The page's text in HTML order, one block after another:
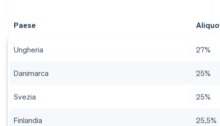
Paese
Ungheria 27%
Danimarca 25%
Svezia 25%
Finlandia 25,5%